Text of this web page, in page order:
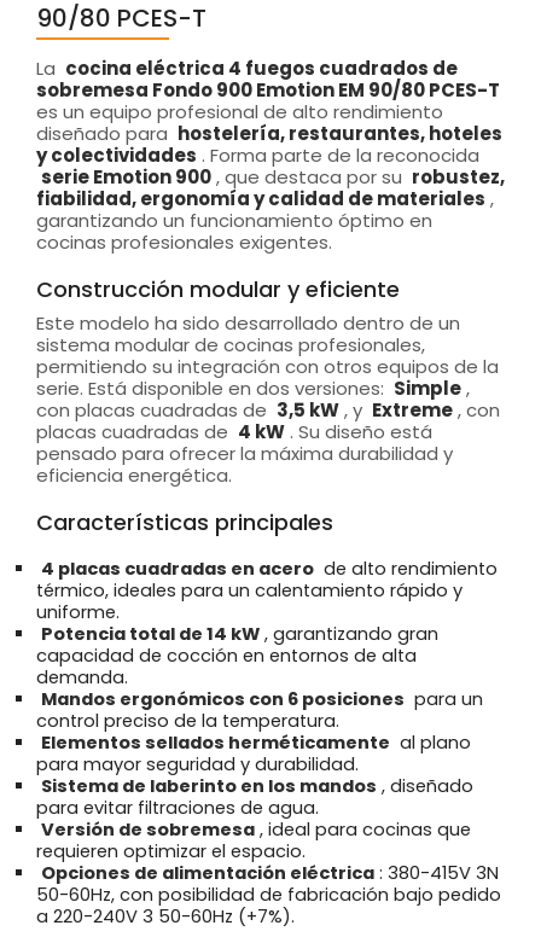
90/80 PCES-T
La cocina eléctrica 4 fuegos cuadrados de
sobremesa Fondo 900 Emotion EM 90/80 PCES-T
es un equipo profesional de alto rendimiento
diseñado para hostelería, restaurantes, hoteles
y colectividades . Forma parte de la reconocida
serie Emotion 900, que destaca por su robustez,
fiabilidad, ergonomía y calidad de materiales ,
garantizando un funcionamiento óptimo en
cocinas profesionales exigentes.
Construcción modular y eficiente
Este modelo ha sido desarrollado dentro de un
sistema modular de cocinas profesionales,
permitiendo su integración con otros equipos de la
serie. Está disponible en dos versiones: Simple,
con placas cuadradas de 3,5 kW, y Extreme, con
placas cuadradas de 4 kW . Su diseño está
pensado para ofrecer la máxima durabilidad y
eficiencia energética.
Características principales
4 placas cuadradas en acero de alto rendimiento
térmico, ideales para un calentamiento rápido y
uniforme.
Potencia total de 14 kW , garantizando gran
capacidad de cocción en entornos de alta
demanda.
Mandos ergonómicos con 6 posiciones para un
control preciso de la temperatura.
Elementos sellados herméticamente al plano
para mayor seguridad y durabilidad.
Sistema de laberinto en los mandos , diseñado
para evitar filtraciones de agua.
Versión de sobremesa , ideal para cocinas que
requieren optimizar el espacio.
Opciones de alimentación eléctrica : 380-415V 3N
50-60Hz, con posibilidad de fabricación bajo pedido
a 220-240V 3 50-60Hz (+7%).